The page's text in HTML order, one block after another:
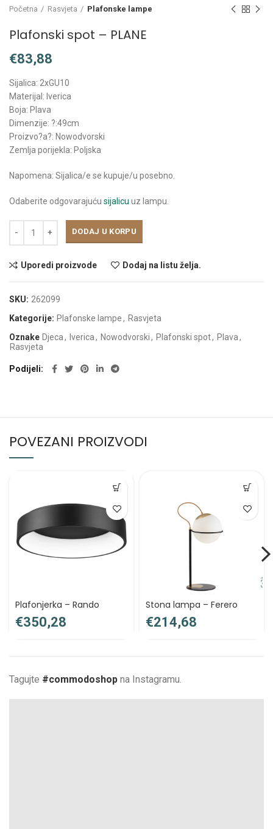
Početna Rasvjeta Plafonske lampe
Plafonski spot – PLANE
€
Sijalica: 2xGU10
Materijal: Iverica
Boja: Plava
Dimenzije: ?:49cm
Proizvo?a?: Nowodvorski
Zemlja porijekla: Poljska
Napomena: Sijalica/e se kupuje/u posebno.
Odaberite odgovarajuću sijalicu uz lampu.
DODAJ U KORPU
Uporedi proizvode Dodaj na listu želja.
SKU: 262099
Kategorije: Plafonske lampe, Rasvjeta
Oznake Djeca, Iverica, Nowodvorski, Plafonski spot, Plava,
Rasvjeta
Podijeli
POVEZANI PROIZVODI
Plafonjerka – Rando
€
Stona lampa – Ferero
€
Tagujte #commodoshop na Instagramu.